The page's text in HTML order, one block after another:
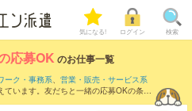
気になる! ログイン 検索
応募OK のお仕事一覧
ーク・事務系、 営業・販売・サービス系
ています。友だちと一緒の応募OKの条件